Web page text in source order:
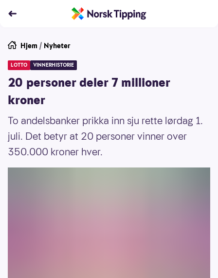
Hjem / Nyheter
LOTTO VINNERHISTORIE
20 personer deler 7 millioner
kroner
To andelsbanker prikka inn sju rette lørdag 1.
juli. Det betyr at 20 personer vinner over
350.000 kroner hver.